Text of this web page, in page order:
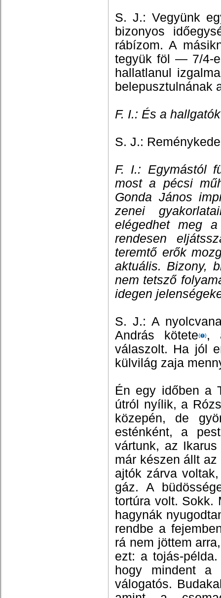
S. J.: Vegyünk
bizonyos
rábízom. A
tegyük föl — 7/4-
hallatlanul
belepusztulnának
F. I.: És a
S. J.:
F. I.: Egymástól
most a pécsi
Gonda János
zenei
elégedhet meg
rendesen
teremtő erők
aktuális. Bizony,
nem tetsző
idegen
S. J.: A
András kötete
,
válaszolt. Ha jól
külvilág zaja
Én egy időben a
útról nyílik, a
közepén, de
esténként, a
vártunk, az
már készen állt
ajtók zárva
gáz. A
tortúra volt. Sokk.
hagynák
rendbe a
rá nem jöttem
ezt: a tojás-
hogy mindent a
válogatós.